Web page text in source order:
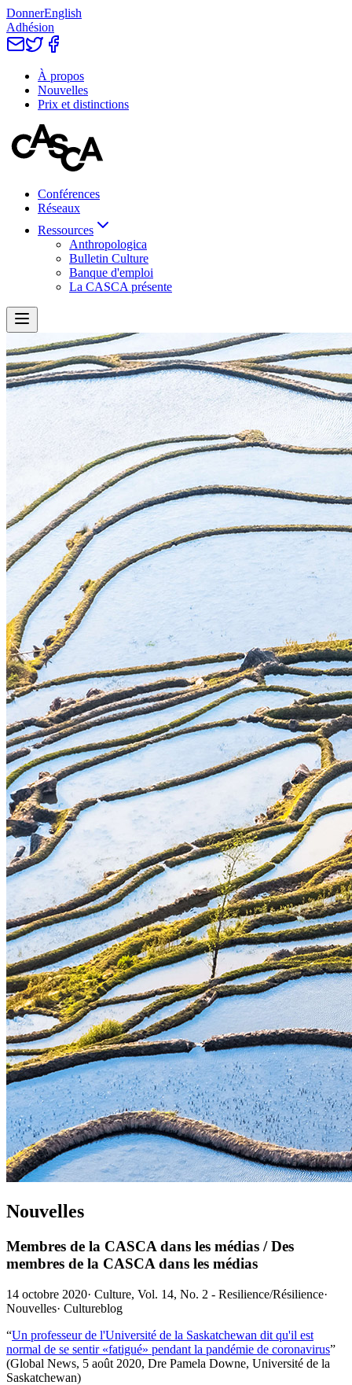
DonnerEnglish
Adhésion
À propos
Nouvelles
Prix et distinctions
Conférences
Réseaux
Ressources
Anthropologica
Bulletin Culture
Banque d'emploi
La CASCA présente
Nouvelles
Membres de la CASCA dans les médias / Des
membres de la CASCA dans les médias
14 octobre 2020· Culture, Vol. 14, No. 2 - Resilience/Résilience·
Nouvelles· Cultureblog
“Un professeur de l'Université de la Saskatchewan dit qu'il est
normal de se sentir «fatigué» pendant la pandémie de coronavirus”
(Global News, 5 août 2020, Dre Pamela Downe, Université de la
Saskatchewan)